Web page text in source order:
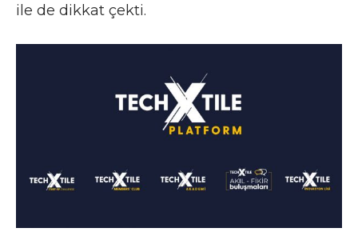
ile de dikkat çekti.